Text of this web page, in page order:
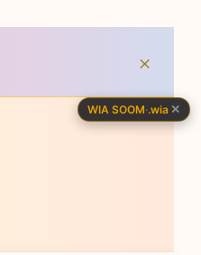
×
WIA SOOM·.wia ✕